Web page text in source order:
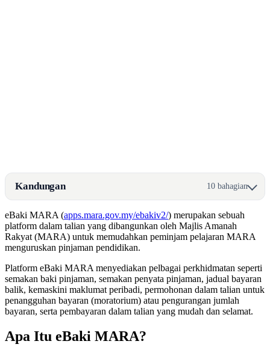
Kandungan 10 bahagian
eBaki MARA (apps.mara.gov.my/ebakiv2/) merupakan sebuah
platform dalam talian yang dibangunkan oleh Majlis Amanah
Rakyat (MARA) untuk memudahkan peminjam pelajaran MARA
menguruskan pinjaman pendidikan.
Platform eBaki MARA menyediakan pelbagai perkhidmatan seperti
semakan baki pinjaman, semakan penyata pinjaman, jadual bayaran
balik, kemaskini maklumat peribadi, permohonan dalam talian untuk
penangguhan bayaran (moratorium) atau pengurangan jumlah
bayaran, serta pembayaran dalam talian yang mudah dan selamat.
Apa Itu eBaki MARA?